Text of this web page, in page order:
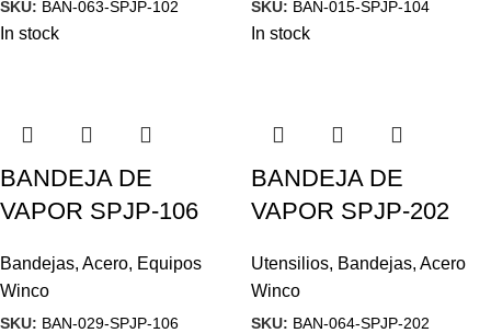
SKU: BAN-063-SPJP-102
In stock
SKU: BAN-015-SPJP-104
In stock
BANDEJA DE
VAPOR SPJP-106
Bandejas, Acero, Equipos
Winco
SKU: BAN-029-SPJP-106
BANDEJA DE
VAPOR SPJP-202
Utensilios, Bandejas, Acero
Winco
SKU: BAN-064-SPJP-202